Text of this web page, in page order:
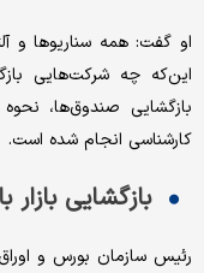
او گفت: همه سناریوها و
این‌که چه شرکت‌هایی
کارشناسی انجام شده است.
بازگشایی بازار با
رئیس سازمان بورس و